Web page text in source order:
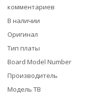
комментариев
В наличии
Оригинал
Тип платы
Board Model Number
Производитель
Модель ТВ